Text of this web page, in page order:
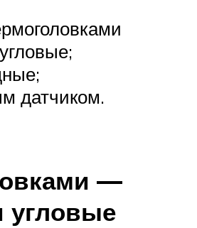
датчиком.
—
угловые